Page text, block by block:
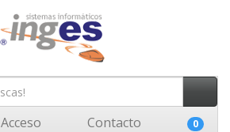
Acceso Contacto 0